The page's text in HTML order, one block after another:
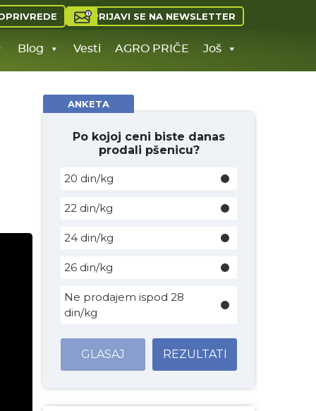
PRIJAVI SE NA NEWSLETTER
Blog Vesti AGRO PRIČE Još
ANKETA
Po kojoj ceni biste danas
prodali pšenicu?
20 din/kg
22 din/kg
24 din/kg
26 din/kg
Ne prodajem ispod 28
din/kg
GLASAJ REZULTATI